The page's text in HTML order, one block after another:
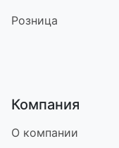
Розница
Компания
О компании